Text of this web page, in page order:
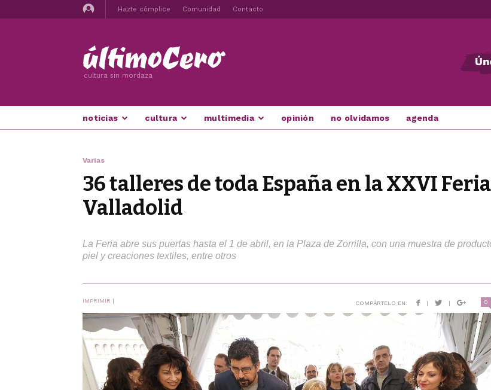
Hazte cómplice Comunidad Contacto
cultura sin mordaza
noticias cultura multimedia opinión no olvidamos agenda
Varias
36 talleres de toda España en la XXVI
Valladolid
La Feria abre sus puertas hasta el 1 de abril, en la Plaza de Zorrilla, con una muestra de
piel y creaciones textiles, entre otros
IMPRIMIR | COMPÁRTELO EN: | | 0